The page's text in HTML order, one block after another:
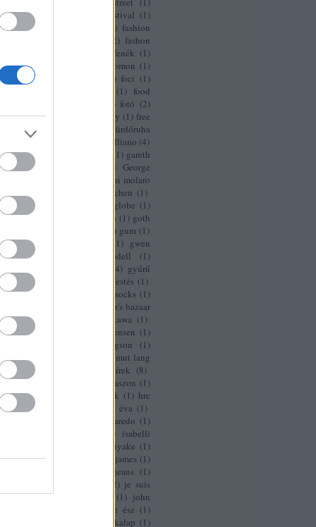
video ( fashion video festival (1 )
video festival budapest
) fashion
2) fashon
fenék (1 )
) férfi divat feromon (1 )
fesztivál ) foci (1 )
(1 ) food
) fotó (2)
) freddy mercury fred perry (1 ) free
fruccola
fürdőruha
1) galliano (4)
)garance dore 1 ) gareth
(1 ) gasztro ) George
gianni molaro
Gisele Bündchen (1 )
(4 Givenchy golden globe (1 )
(1) gombold gombold újra (1 ) goth
) gum (1 )
bevásárlókocsi
1 ) gwen
(1) gyerek gyerekmodell (1 )
(4) gyűrű
(4 h&m hajfestés (1 )
(1) halloween happy socks (1 )
harper's bazaar
bazaar haruki horikawa (1 )
(1 hazai helena christensen (1 )
helen benigson (1 )
helmut lang
( hermes hírek (8)
(1) hogan hortobagyi kaszon (1 )
charlie
howard sochurek (1 ) hrc
chalayan huszanyik éva (1 )
inés figaredo (1 )
) isabelli
issey miyake (1 )
(2) jacob davis james (1 )
jeans (1 )
2) je suis
2) jil sander (1 ) john
józan ész (1 )
kalap (1 )